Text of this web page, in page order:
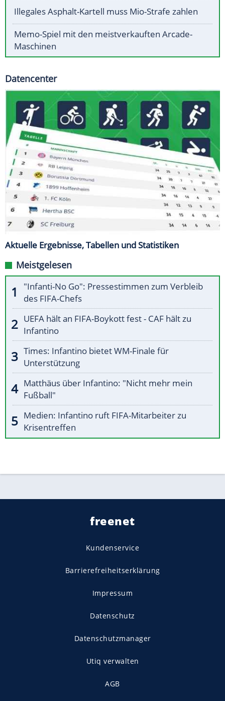
Illegales Asphalt-Kartell muss Mio-Strafe zahlen
Memo-Spiel mit den meistverkauften Arcade-
Maschinen
Datencenter
Aktuelle Ergebnisse, Tabellen und Statistiken
Meistgelesen
"Infanti-No Go": Pressestimmen zum Verbleib
des FIFA-Chefs
UEFA hält an FIFA-Boykott fest - CAF hält zu
Infantino
Times: Infantino bietet WM-Finale für
Unterstützung
Matthäus über Infantino: "Nicht mehr mein
Fußball"
Medien: Infantino ruft FIFA-Mitarbeiter zu
Krisentreffen
freenet
Kundenservice
Barrierefreiheitserklärung
Impressum
Datenschutz
Datenschutzmanager
Utiq verwalten
AGB